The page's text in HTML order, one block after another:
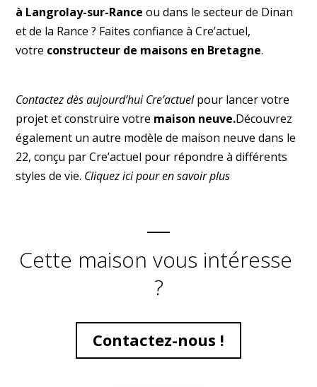
à Langrolay-sur-Rance ou dans le secteur de Dinan
et de la Rance ? Faites confiance à Cre’actuel,
votre constructeur de maisons en Bretagne.
Contactez dès aujourd’hui Cre’actuelpour lancer votre
projet et construire votre maison neuve.Découvrez
également un autre modèle de maison neuve dans le
22, conçu par Cre’actuel pour répondre à différents
styles de vie. Cliquez ici pour en savoir plus
Cette maison vous intéresse
?
Contactez-nous !